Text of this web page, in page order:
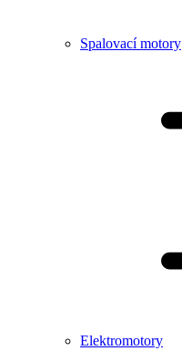
Spalovací motory
Elektromotory